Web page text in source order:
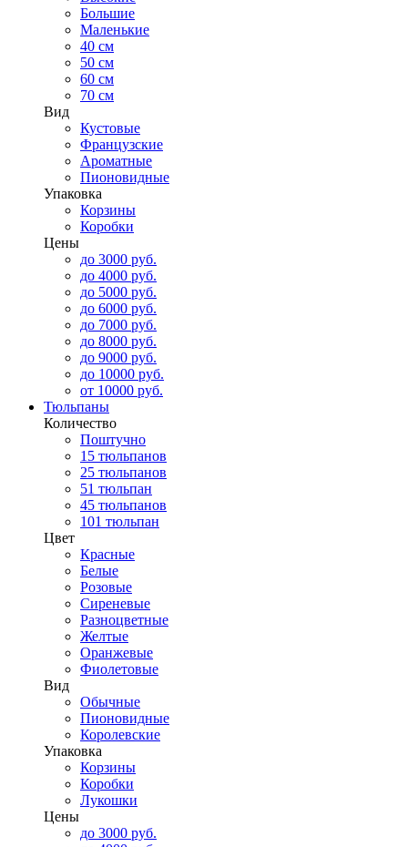
Большие
Маленькие
40 см
50 см
60 см
70 см
Вид
Кустовые
Французские
Ароматные
Пионовидные
Упаковка
Корзины
Коробки
Цены
до 3000 руб.
до 4000 руб.
до 5000 руб.
до 6000 руб.
до 7000 руб.
до 8000 руб.
до 9000 руб.
до 10000 руб.
от 10000 руб.
Тюльпаны
Количество
Поштучно
15 тюльпанов
25 тюльпанов
51 тюльпан
45 тюльпанов
101 тюльпан
Цвет
Красные
Белые
Розовые
Сиреневые
Разноцветные
Желтые
Оранжевые
Фиолетовые
Вид
Обычные
Пионовидные
Королевские
Упаковка
Корзины
Коробки
Лукошки
Цены
до 3000 руб.